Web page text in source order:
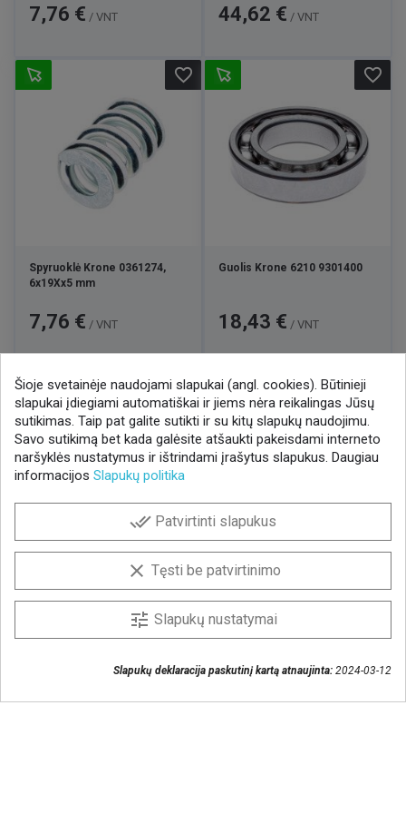
Kaina
7,76 € / VNT
Kaina
44,62 € / VNT
Spyruoklė Krone 0361274,
6x19Xx5 mm
Kaina
7,76 € / VNT
favorite_border
Guolis Krone 6210 9301400
Kaina
18,43 € / VNT
favorite_border
1 2 3 … 8 
Gaukite geriausius pasiūlymus!
Prenumeruokite naujienlaiškį ir visada sužinokite
Sutinku, kad mano duomenys būtų saugomi
Šioje svetainėje naudojami slapukai (angl. cookies). Būtinieji
slapukai įdiegiami automatiškai ir jiems nėra reikalingas Jūsų
sutikimas. Taip pat galite sutikti ir su kitų slapukų naudojimu.
Savo sutikimą bet kada galėsite atšaukti pakeisdami interneto
naršyklės nustatymus ir ištrindami įrašytus slapukus. Daugiau
informacijos Slapukų politika
done_all Patvirtinti slapukus
clear Tęsti be patvirtinimo
tune Slapukų nustatymai
Slapukų deklaracija paskutinį kartą atnaujinta: 2024-03-12